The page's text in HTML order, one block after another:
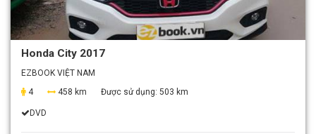
Honda City 2017
EZBOOK VIỆT NAM
4
458 km Được sử dụng: 503 km
DVD